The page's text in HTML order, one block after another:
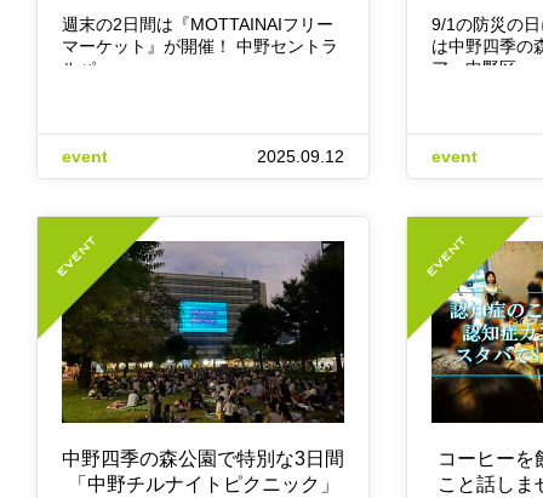
週末の2日間は『MOTTAINAIフリー
マーケット』が開催！ 中野セントラ
ルパ…
event 2025.09.12
9/1の防災の
は中野四季の
ア、中野区…
event
中野四季の森公園で特別な3日間
「中野チルナイトピクニック」
コーヒーを
こと話しま